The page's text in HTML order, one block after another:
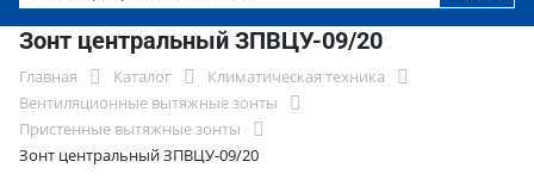
Зонт центральный ЗПВЦУ-09/20
Главная Каталог
Климатическая техника
Вентиляционные вытяжные зонты
Пристенные вытяжные зонты
Зонт центральный ЗПВЦУ-09/20